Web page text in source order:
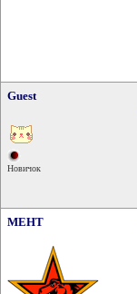
Guest
Новичок
MEHT